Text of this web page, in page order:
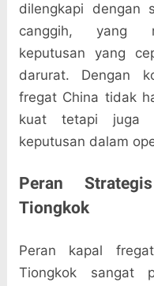
dilengkapi dengan
canggih, yang
keputusan yang
darurat. Dengan
fregat China tidak
kuat tetapi juga
keputusan dalam
Peran
Tiongkok
Peran kapal
Tiongkok sangat